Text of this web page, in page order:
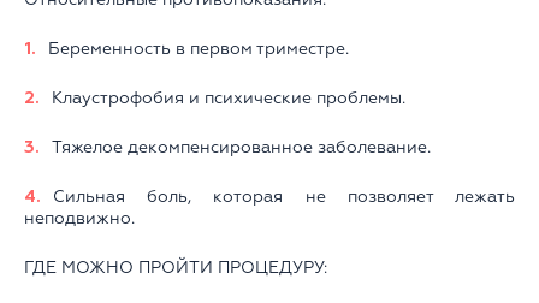
Беременность в первом триместре.
Клаустрофобия и психические проблемы.
Тяжелое декомпенсированное заболевание.
Сильная боль, которая не позволяет лежать
неподвижно.
ГДЕ МОЖНО ПРОЙТИ ПРОЦЕДУРУ: